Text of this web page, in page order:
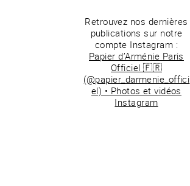
Retrouvez nos dernières
publications sur notre
compte Instagram :
Papier d’Arménie Paris
Officiel 🇫🇷
(@papier_darmenie_offici
el) • Photos et vidéos
Instagram